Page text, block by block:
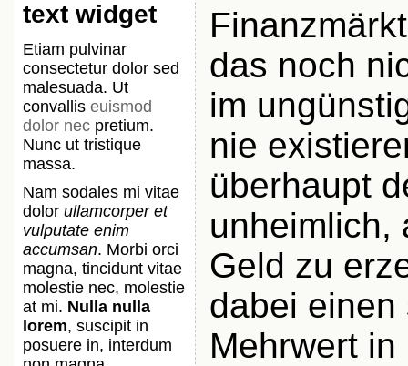
text widget
Etiam pulvinar
consectetur dolor sed
malesuada. Ut
convallis euismod
dolor nec pretium.
Nunc ut tristique
massa.
Nam sodales mi vitae
dolor ullamcorper et
vulputate enim
accumsan. Morbi orci
magna, tincidunt vitae
molestie nec, molestie
at mi. Nulla nulla
lorem, suscipit in
posuere in, interdum
das noch
im
nie
überhaupt
unheimlich,
Geld zu
dabei
Mehrwert